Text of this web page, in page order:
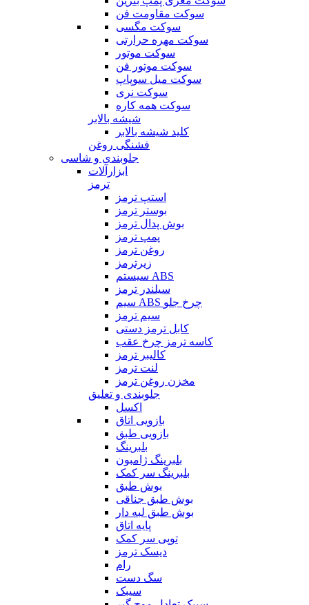
سوکت مقاومت فن
سوکت مگسی
سوکت مهره حرارتی
سوکت موتور
سوکت موتور فن
سوکت میل سوپاپ
سوکت نری
سوکت همه کاره
شیشه بالابر
کلید شیشه بالابر
فشنگی روغن
جلوبندی و شاسی
ابزارآلات
ترمز
استپ ترمز
بوستر ترمز
بوش پدال ترمز
پمپ ترمز
روغن ترمز
زیرترمز
سیستم ABS
سیلندر ترمز
سیم ABS چرخ جلو
سیم ترمز
کابل ترمز دستی
کاسه ترمز چرخ عقب
کالیبر ترمز
لنت ترمز
مخزن روغن ترمز
جلوبندی و تعلیق
اکسل
بازویی اتاق
بازویی طبق
بلبرینگ
بلبرینگ ژامبون
بلبرینگ سر کمک
بوش طبق
بوش طبق جناقی
بوش طبق لبه دار
پایه اتاق
توپی سر کمک
دیسک ترمز
رام
سگ دست
سیبک